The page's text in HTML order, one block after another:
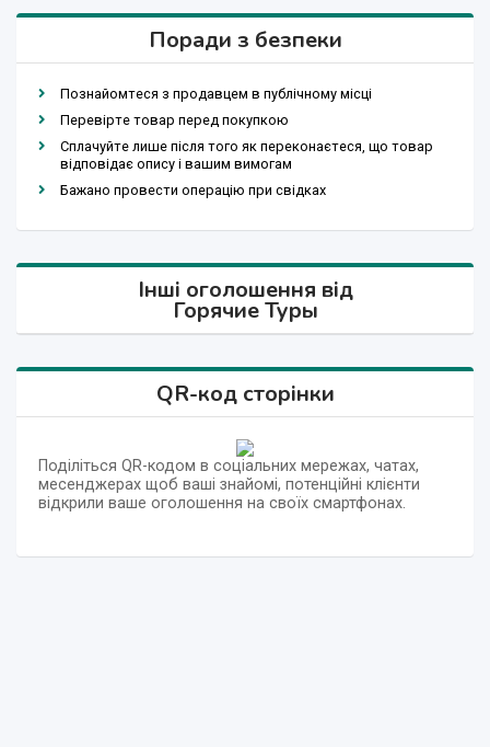
Поради з безпеки
Познайомтеся з продавцем в публічному місці
Перевірте товар перед покупкою
Сплачуйте лише після того як переконаєтеся, що товар
відповідає опису і вашим вимогам
Бажано провести операцію при свідках
Інші оголошення від
Горячие Туры
QR-код сторінки
Поділіться QR-кодом в соціальних мережах, чатах,
месенджерах щоб ваші знайомі, потенційні клієнти
відкрили ваше оголошення на своїх смартфонах.